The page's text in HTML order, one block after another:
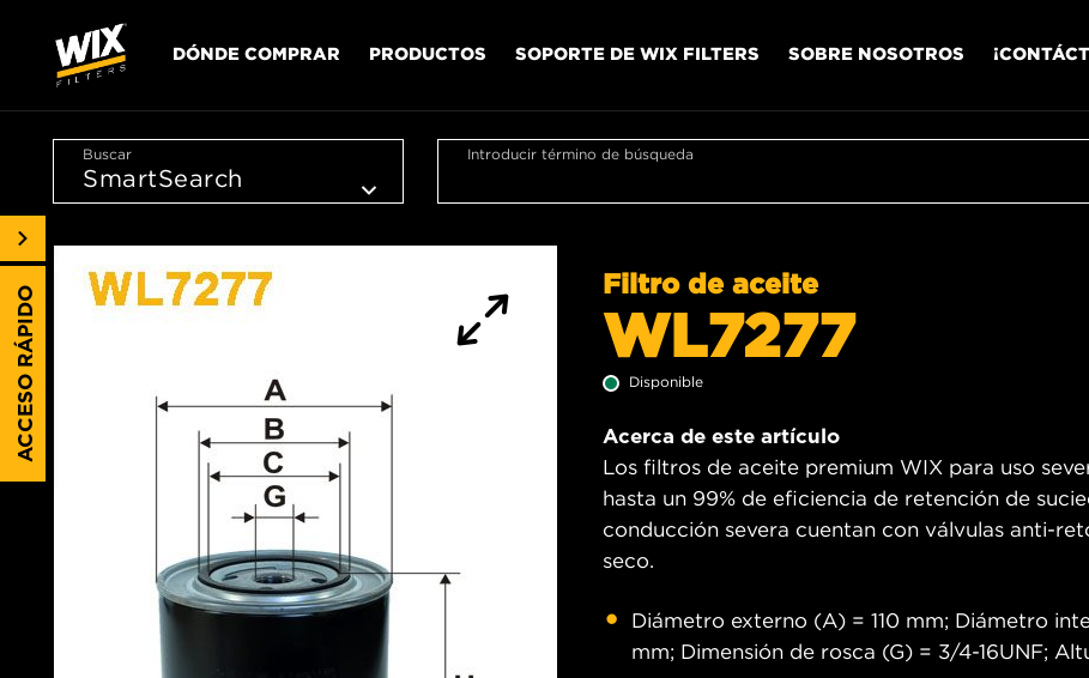
DÓNDE COMPRAR PRODUCTOS SOPORTE DE WIX FILTERS SOBRE NOSOTROS
Buscar Introducir término de búsqueda
Filtro de aceite
WL7277
Disponible
Acerca de este artículo
Los filtros de aceite premium WIX para uso
hasta un 99% de eficiencia de retención de
conducción severa cuentan con válvulas anti-
seco.
Diámetro externo (A) = 110 mm; Diámetro
mm; Dimensión de rosca (G) = 3/4-16UNF;
ACCESO RÁPIDO